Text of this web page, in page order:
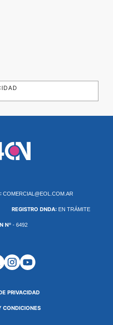
COMERCIAL@EOL.COM.AR
REGISTRO DNDA: EN TRÁMITE
Nº - 6492
PRIVACIDAD
CONDICIONES